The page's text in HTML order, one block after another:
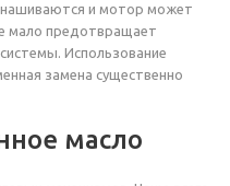
и мотор может
мало предотвращает
Использование
замена существенно
масло